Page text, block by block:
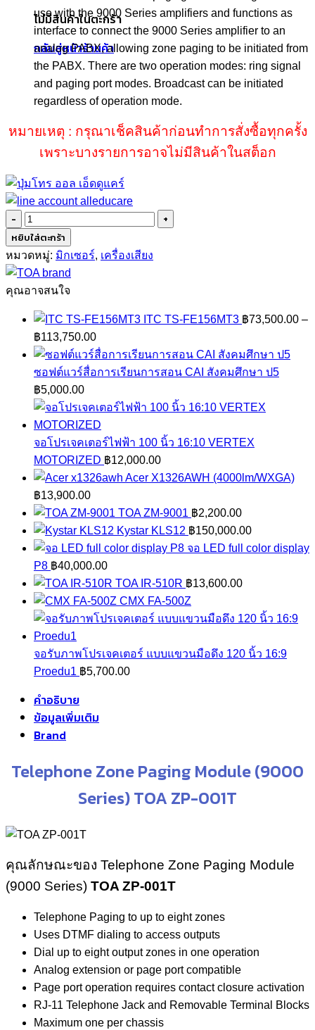
ไม่มีสินค้าในตะกร้า
กลับสู่หน้าร้านค้า
฿5,800.00.฿5,200.00.
use with the 9000 Series amplifiers and functions as
interface to connect the 9000 Series amplifier to an
analog PABX, allowing zone paging to be initiated from
the PABX. There are two operation modes: ring signal
and paging port modes. Broadcast can be initiated
regardless of operation mode.
หมายเหตุ : กรุณาเช็คสินค้าก่อนทำการสั่งซื้อทุกครั้ง
เพราะบางรายการอาจไม่มีสินค้าในสต็อก
จำนวน
TOA
ZP-
001T
ชิ้น
หยิบใส่ตะกร้า
หมวดหมู่: มิกเซอร์, เครื่องเสียง
คุณอาจสนใจ
ITC TS-FE156MT3 ฿73,500.00 –
฿113,750.00Price
range:
฿73,500.00
฿113,750.00
ซอฟต์แวร์สื่อการเรียนการสอน CAI สังคมศึกษา ป5
฿5,000.00
จอโปรเจคเตอร์ไฟฟ้า 100 นิ้ว 16:10 VERTEX
MOTORIZED ฿12,000.00
Acer X1326AWH (4000lm/WXGA)
฿13,900.00
TOA ZM-9001 ฿2,200.00
Kystar KLS12 ฿150,000.00
จอ LED full color display
P8 ฿40,000.00
TOA IR-510R ฿13,600.00
CMX FA-500Z
จอรับภาพโปรเจคเตอร์ แบบแขวนมือดึง 120 นิ้ว 16:9
Proedu1 ฿5,700.00
คำอธิบาย
ข้อมูลเพิ่มเติม
Brand
Telephone Zone Paging Module (9000
Series) TOA ZP-001T
คุณลักษณะของ Telephone Zone Paging Module
(9000 Series) TOA ZP-001T
Telephone Paging to up to eight zones
Uses DTMF dialing to access outputs
Dial up to eight output zones in one operation
Analog extension or page port compatible
Page port operation requires contact closure activation
RJ-11 Telephone Jack and Removable Terminal Blocks
Maximum one per chassis